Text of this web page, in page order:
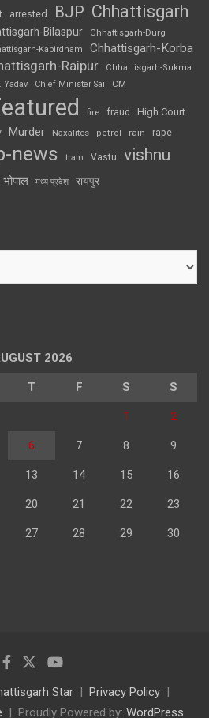
arrested BJP Chhattisgarh
Bilaspur Chhattisgarh-Durg
Kabirdham Chhattisgarh-Korba
Raipur
Chhattisgarh-Sukma
Yadav Chief Minister Sai CM
fire fraud High Court
Murder Naxalites petrol rain rape
news train Vastu vishnu
भोपाल मध्य प्रदेश रायपुर
2026
T F S S
1 2
6 7 8 9
13 14 15 16
20 21 22 23
27 28 29 30
Star
Privacy Policy
Proudly Powered by: WordPress